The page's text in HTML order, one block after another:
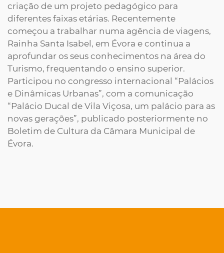
criação de um projeto pedagógico para
diferentes faixas etárias. Recentemente
começou a trabalhar numa agência de viagens,
Rainha Santa Isabel, em Évora e continua a
aprofundar os seus conhecimentos na área do
Turismo, frequentando o ensino superior.
Participou no congresso internacional “Palácios
e Dinâmicas Urbanas”, com a comunicação
“Palácio Ducal de Vila Viçosa, um palácio para as
novas gerações”, publicado posteriormente no
Boletim de Cultura da Câmara Municipal de
Évora.